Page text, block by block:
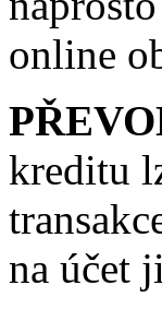
online
kreditu
na účet